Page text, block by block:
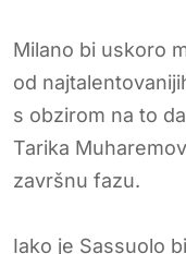
Milano bi uskoro
od
s obzirom na to
Tarika
završnu fazu.
Iako je Sassuolo